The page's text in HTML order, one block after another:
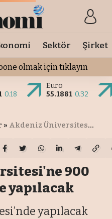
Sektör Şirket
olmak için tıklayın
0.18
Euro
55.1881 0.32
» Akdeniz Üniversitesi'ne 900 yataklı hastane yapılacak
900
yapılacak
yapılacak